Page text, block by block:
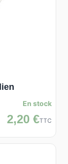
En stock
2,20 €TTC